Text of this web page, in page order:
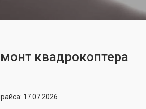
квадрокоптера
17.07.2026